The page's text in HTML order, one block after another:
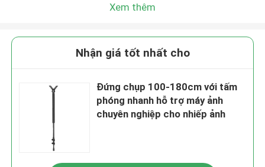
Xem thêm
Nhận giá tốt nhất cho
Đứng chụp 100-180cm với tấm
phóng nhanh hỗ trợ máy ảnh
chuyên nghiệp cho nhiếp ảnh